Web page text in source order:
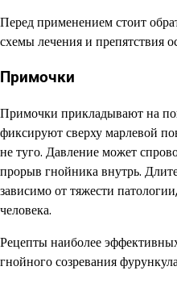
Перед применением стоит
схемы лечения и препятствия
Примочки
Примочки прикладывают на
фиксируют сверху марлевой
не туго. Давление может
прорыв гнойника внутрь.
зависимо от тяжести
человека.
Рецепты наиболее
гнойного созревания